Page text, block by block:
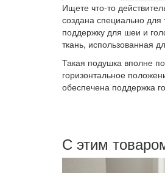
Ищете что-то
создана специально
поддержку для шеи и
ткань, использованная
Такая подушка вполне
горизонтальное
обеспечена поддержка
С этим